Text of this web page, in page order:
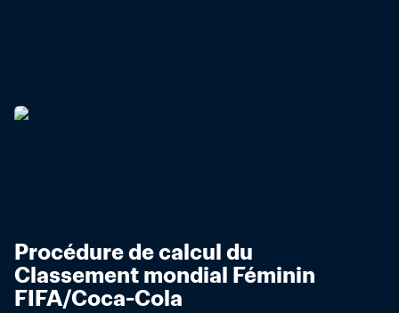
Procédure de calcul du
Classement mondial Féminin
FIFA/Coca-Cola